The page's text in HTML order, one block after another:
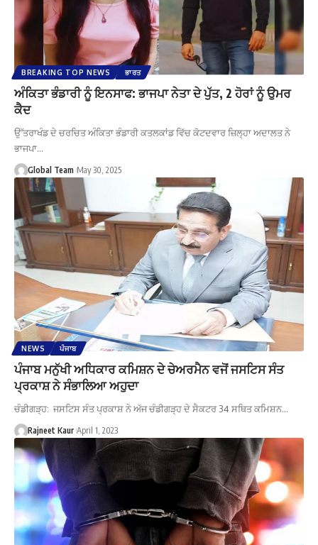
BREAKING TOP NEWS ਭਾਰਤ
ਅੰਕਿਤਾ ਭੰਡਾਰੀ ਨੂੰ ਇਨਸਾਫ: ਭਾਜਪਾ ਨੇਤਾ ਦੇ ਪੁੱਤ, 2 ਹੋਰਾਂ ਨੂੰ ਉਮਰ
ਕੈਦ
ਉੱਤਰਾਖੰਡ ਦੇ ਚਰਚਿਤ ਅੰਕਿਤਾ ਭੰਡਾਰੀ ਕਤਲਕਾਂਡ ਵਿੱਚ ਕੋਟਦਵਾਰ ਜ਼ਿਲ੍ਹਾ ਅਦਾਲਤ ਨੇ
ਭਾਜਪਾ…
Global Team May 30, 2025
NEWS ਪੰਜਾਬ
ਪੰਜਾਬ ਮਨੁੱਖੀ ਅਧਿਕਾਰ ਕਮਿਸ਼ਨ ਦੇ ਚੇਅਰਮੈਨ ਵਜੋਂ ਜਸਟਿਸ ਸੰਤ
ਪ੍ਰਕਾਸ਼ ਨੇ ਸੰਭਾਲਿਆ ਅਹੁਦਾ
ਚੰਡੀਗੜ੍ਹ: ਜਸਟਿਸ ਸੰਤ ਪ੍ਰਕਾਸ਼ ਨੇ ਅੱਜ ਚੰਡੀਗੜ੍ਹ ਦੇ ਸੈਕਟਰ 34 ਸਥਿਤ ਕਮਿਸ਼ਨ…
Rajneet Kaur April 1, 2023